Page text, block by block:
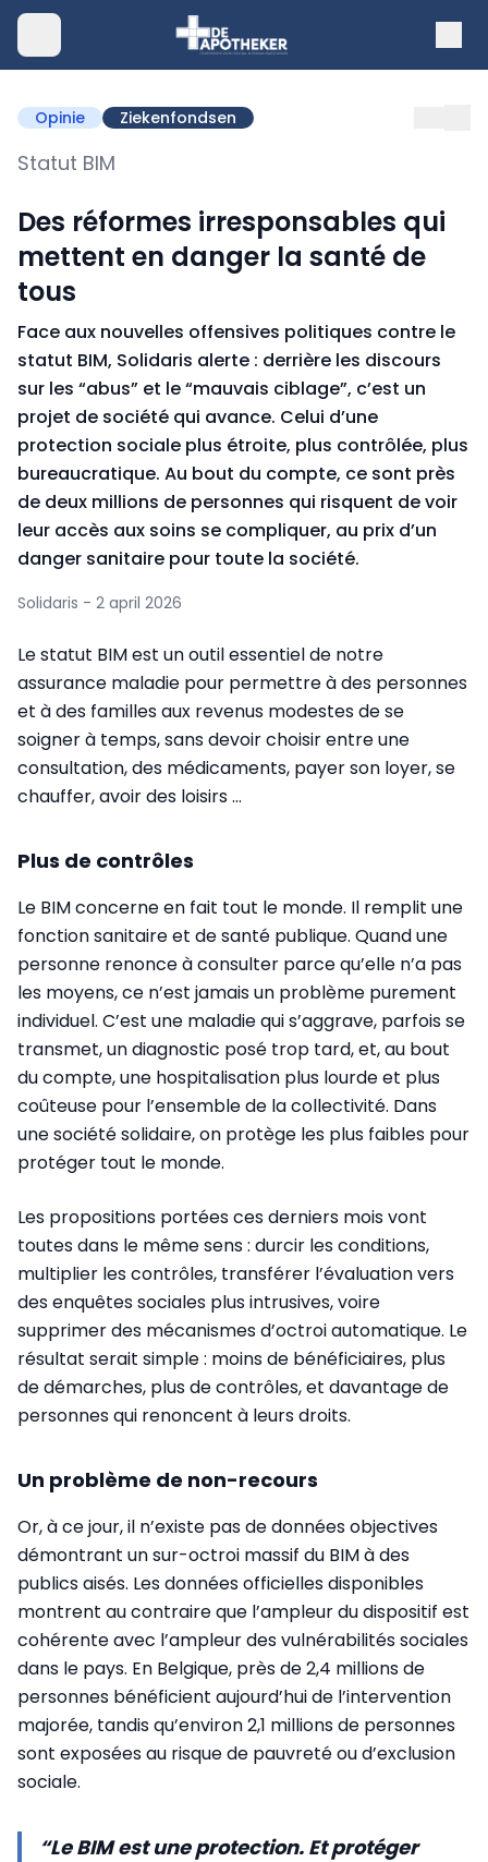
Opinie Ziekenfondsen
Statut BIM
Des réformes irresponsables qui
mettent en danger la santé de
tous
Face aux nouvelles offensives politiques contre le
statut BIM, Solidaris alerte : derrière les discours
sur les “abus” et le “mauvais ciblage”, c’est un
projet de société qui avance. Celui d’une
protection sociale plus étroite, plus contrôlée, plus
bureaucratique. Au bout du compte, ce sont près
de deux millions de personnes qui risquent de voir
leur accès aux soins se compliquer, au prix d’un
danger sanitaire pour toute la société.
Solidaris - 2 april 2026
Le statut BIM est un outil essentiel de notre
assurance maladie pour permettre à des personnes
et à des familles aux revenus modestes de se
soigner à temps, sans devoir choisir entre une
consultation, des médicaments, payer son loyer, se
chauffer, avoir des loisirs ...
Plus de contrôles
Le BIM concerne en fait tout le monde. Il remplit une
fonction sanitaire et de santé publique. Quand une
personne renonce à consulter parce qu’elle n’a pas
les moyens, ce n’est jamais un problème purement
individuel. C’est une maladie qui s’aggrave, parfois se
transmet, un diagnostic posé trop tard, et, au bout
du compte, une hospitalisation plus lourde et plus
coûteuse pour l’ensemble de la collectivité. Dans
une société solidaire, on protège les plus faibles pour
protéger tout le monde.
Les propositions portées ces derniers mois vont
toutes dans le même sens : durcir les conditions,
multiplier les contrôles, transférer l’évaluation vers
des enquêtes sociales plus intrusives, voire
supprimer des mécanismes d’octroi automatique. Le
résultat serait simple : moins de bénéficiaires, plus
de démarches, plus de contrôles, et davantage de
personnes qui renoncent à leurs droits.
Un problème de non-recours
Or, à ce jour, il n’existe pas de données objectives
démontrant un sur-octroi massif du BIM à des
publics aisés. Les données officielles disponibles
montrent au contraire que l’ampleur du dispositif est
cohérente avec l’ampleur des vulnérabilités sociales
dans le pays. En Belgique, près de 2,4 millions de
personnes bénéficient aujourd’hui de l’intervention
majorée, tandis qu’environ 2,1 millions de personnes
sont exposées au risque de pauvreté ou d’exclusion
sociale.
“Le BIM est une protection. Et protéger